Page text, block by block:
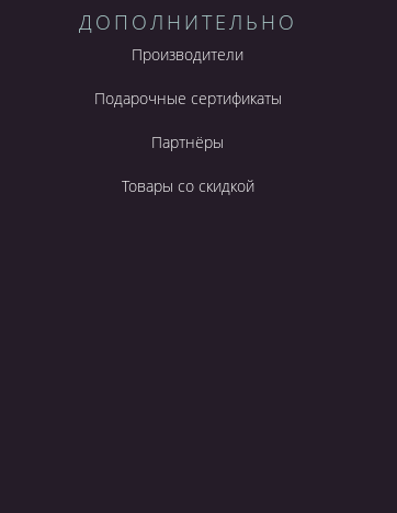
ДОПОЛНИТЕЛЬНО
Производители
Подарочные сертификаты
Партнёры
Товары со скидкой